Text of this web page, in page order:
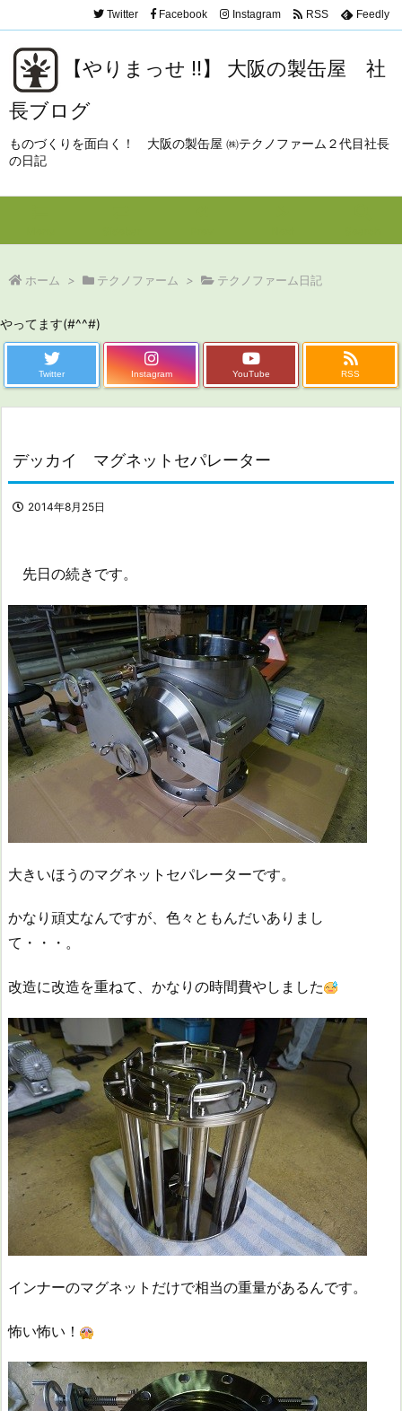
【やりまっせ !!】 大阪の製缶屋 社
長ブログ
ものづくりを面白く！ 大阪の製缶屋 ㈱テクノファーム２代目社長
の日記
Twitter Facebook Instagram RSS Feedly
ホーム > テクノファーム > テクノファーム日記
やってます(#^^#)
Twitter Instagram YouTube RSS
デッカイ マグネットセパレーター
2014年8月25日
先日の続きです。
大きいほうのマグネットセパレーターです。
かなり頑丈なんですが、色々ともんだいありまし
て・・・。
改造に改造を重ねて、かなりの時間費やしました
インナーのマグネットだけで相当の重量があるんです。
怖い怖い！